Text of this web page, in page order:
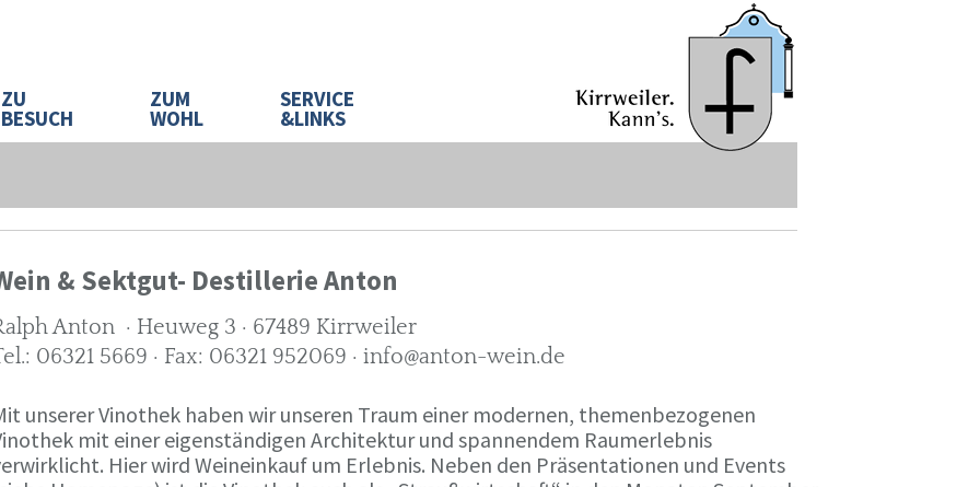
ZU
BESUCH
ZUM
WOHL
SERVICE
&LINKS
& Sektgut- Destillerie Anton
Anton · Heuweg 3 · 67489 Kirrweiler
06321 5669 · Fax: 06321 952069 · info@anton-wein.de
unserer Vinothek haben wir unseren Traum einer modernen, themenbezogenen
mit einer eigenständigen Architektur und spannendem Raumerlebnis
Hier wird Weineinkauf um Erlebnis. Neben den Präsentationen und Events